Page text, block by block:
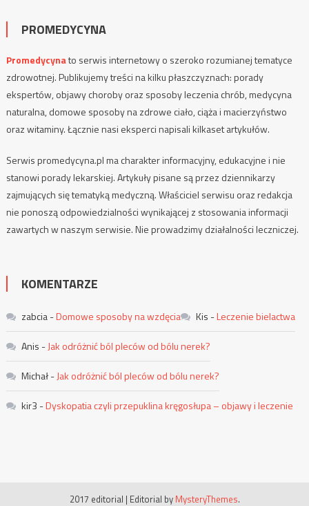
PROMEDYCYNA
Promedycynato serwis internetowy o szeroko rozumianej tematyce
zdrowotnej. Publikujemy treści na kilku płaszczyznach: porady
ekspertów, objawy choroby oraz sposoby leczenia chrób, medycyna
naturalna, domowe sposoby na zdrowe ciało, ciąża i macierzyństwo
oraz witaminy. Łącznie nasi eksperci napisali kilkaset artykułów.
Serwis promedycyna.pl ma charakter informacyjny, edukacyjne i nie
stanowi porady lekarskiej. Artykuły pisane są przez dziennikarzy
zajmujących się tematyką medyczną. Właściciel serwisu oraz redakcja
nie ponoszą odpowiedzialności wynikającej z stosowania informacji
zawartych w naszym serwisie. Nie prowadzimy działalności leczniczej.
KOMENTARZE
zabcia-Domowe sposoby na wzdęcia Kis -Leczenie bielactwa
Anis -Jak odróżnić ból pleców od bólu nerek?
Michał-Jak odróżnić ból pleców od bólu nerek?
kir3 -Dyskopatia czyli przepuklina kręgosłupa – objawy i leczenie
2017 editorial | Editorial by MysteryThemes.